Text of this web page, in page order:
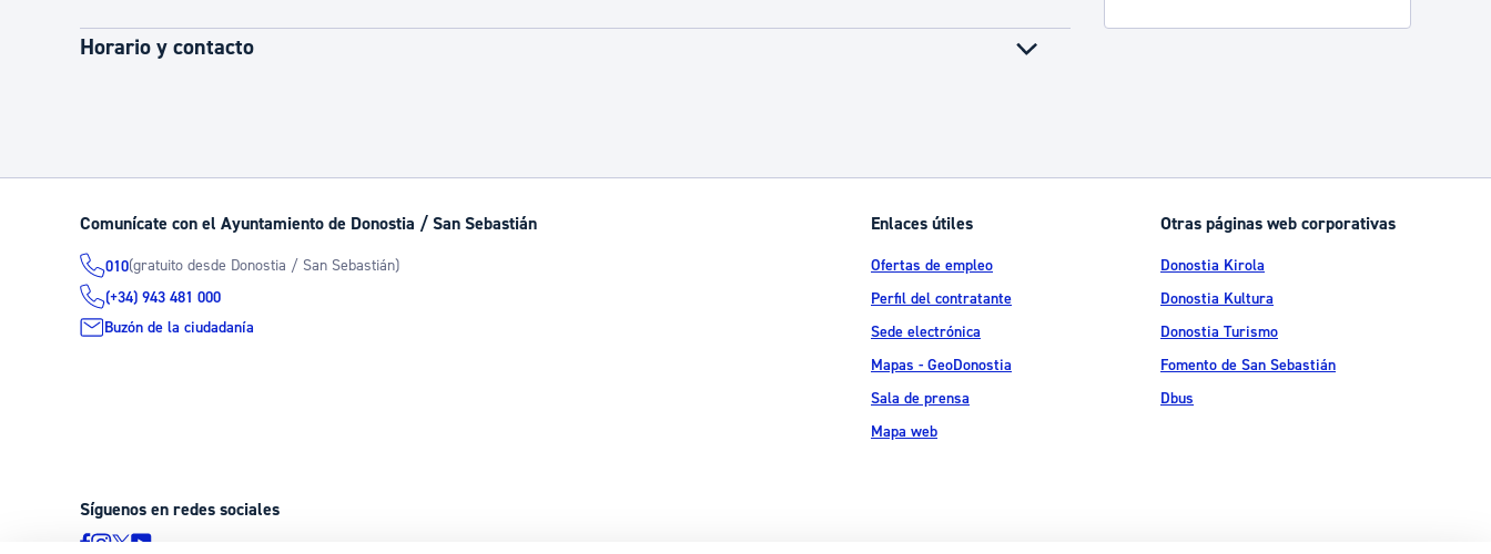
Horario y contacto
Comunícate con el Ayuntamiento de Donostia / San Sebastián
010(gratuito desde Donostia / San Sebastián)
(+34) 943 481 000
Buzón de la ciudadanía
Enlaces útiles
Ofertas de empleo
Perfil del contratante
Sede electrónica
Mapas - GeoDonostia
Sala de prensa
Mapa web
Otras páginas web corporativas
Donostia Kirola
Donostia Kultura
Donostia Turismo
Fomento de San Sebastián
Dbus
Síguenos en redes sociales